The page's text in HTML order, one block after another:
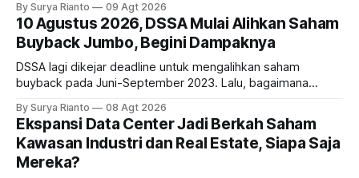
bisnis UNTR?
By Surya Rianto 09 Agt 2026
10 Agustus 2026, DSSA Mulai Alihkan Saham
Buyback Jumbo, Begini Dampaknya
DSSA lagi dikejar deadline untuk mengalihkan saham
buyback pada Juni-September 2023. Lalu, bagaimana
By Surya Rianto 08 Agt 2026
Ekspansi Data Center Jadi Berkah Saham
Kawasan Industri dan Real Estate, Siapa Saja
Mereka?